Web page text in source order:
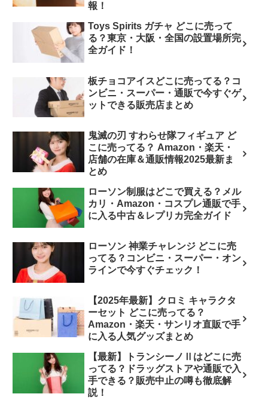
報！
Toys Spirits ガチャ どこに売って
る？東京・大阪・全国の設置場所完
全ガイド！
板チョコアイスどこに売ってる？コ
ンビニ・スーパー・通販で今すぐゲ
ットできる販売店まとめ
鬼滅の刃 すわらせ隊フィギュア ど
こに売ってる？ Amazon・楽天・
店舗の在庫＆通販情報2025最新ま
とめ
ローソン制服はどこで買える？メル
カリ・Amazon・コスプレ通販で手
に入る中古＆レプリカ完全ガイド
ローソン 神業チャレンジ どこに売
ってる？コンビニ・スーパー・オン
ラインで今すぐチェック！
【2025年最新】クロミ キャラクタ
ーセット どこに売ってる？
Amazon・楽天・サンリオ直販で手
に入る人気グッズまとめ
【最新】トランシーノⅡはどこに売
ってる？ドラッグストアや通販で入
手できる？販売中止の噂も徹底解
説！